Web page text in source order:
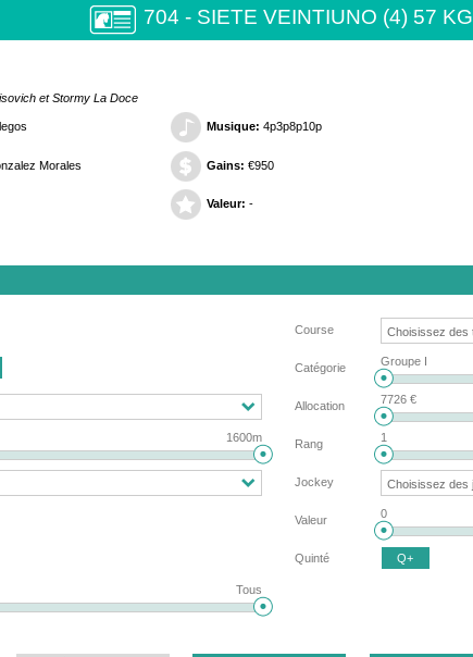
704 - SIETE VEINTIUNO (4) 57 KG
et Stormy La Doce
Morales
Musique: 4p3p8p10p
Gains: €950
Valeur: -
1600m
Tous
Course
Catégorie Groupe I
Allocation 7726 €
Rang 1
Jockey
Valeur 0
Quinté Q+